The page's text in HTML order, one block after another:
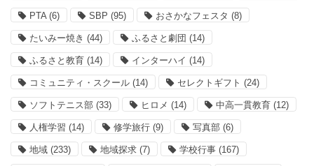
PTA(6) SBP (95) おさかなフェスタ (8)
たいみー焼き (44) ふるさと劇団 (14)
ふるさと教育 (14) インターハイ (14)
コミュニティ・スクール (14) セレクトギフト (24)
ソフトテニス部 (33) ヒロメ (14) 中高一貫教育 (12)
人権学習 (14) 修学旅行 (9) 写真部 (6)
地域 (233) 地域探求 (7) 学校行事 (167)